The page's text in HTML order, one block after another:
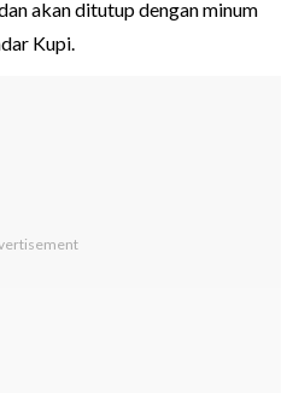
akan ditutup dengan minum
Kupi.